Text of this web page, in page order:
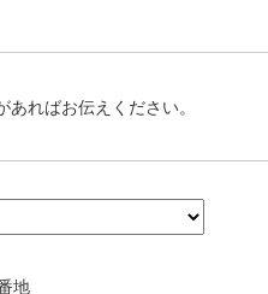
ればお伝えください。
地